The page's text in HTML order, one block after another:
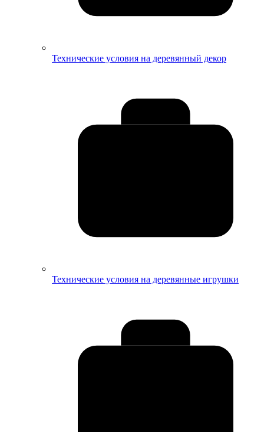
Технические условия на деревянный декор
Технические условия на деревянные игрушки